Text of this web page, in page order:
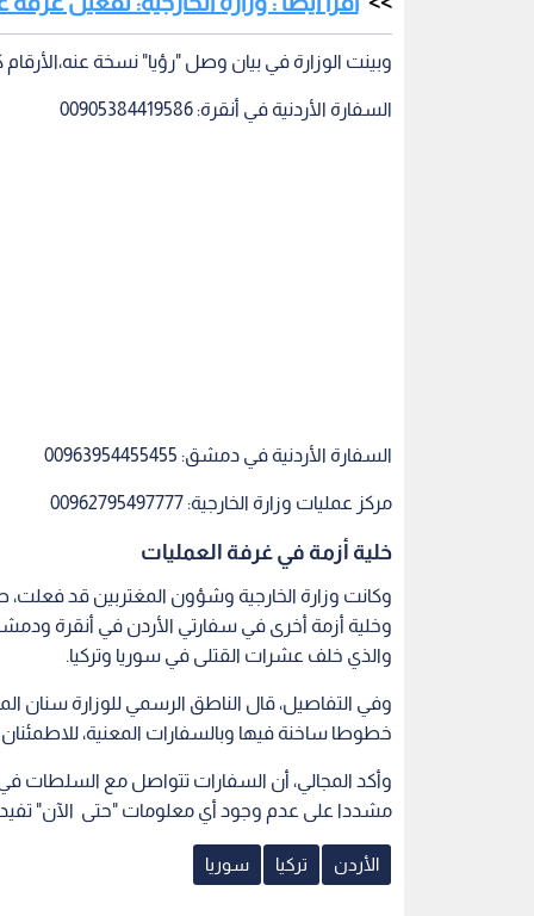
وبينت الوزارة في بيان وصل "رؤيا" نسخة عنه،الأرقام
السفارة الأردنية في أنقرة: 00905384419586
السفارة الأردنية في دمشق: 00963954455455
مركز عمليات وزارة الخارجية: 00962795497777
خلية أزمة في غرفة العمليات
وكانت وزارة الخارجية وشؤون المغتربين قد فعلت،
وخلية أزمة أخرى في سفارتي الأردن في أنقرة ودمشق
والذي خلف عشرات القتلى في سوريا وتركيا.
وفي التفاصيل، قال الناطق الرسمي للوزارة سنان
خطوطا ساخنة فيها وبالسفارات المعنية،
وأكد المجالي، أن السفارات تتواصل مع السلطات
مشددا على عدم وجود أي معلومات "حتى الآن" تفيد
الأردن تركيا سوريا